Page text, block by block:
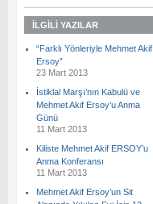
İLGILI YAZILAR
“Farklı Yönleriyle Mehmet Akif
Ersoy”
23 Mart 2013
İstiklal Marşı’nın Kabulü ve
Mehmet Akif Ersoy’u Anma
Günü
11 Mart 2013
Kiliste Mehmet Akif ERSOY’u
Anma Konferansı
11 Mart 2013
Mehmet Akif Ersoy’un Sit